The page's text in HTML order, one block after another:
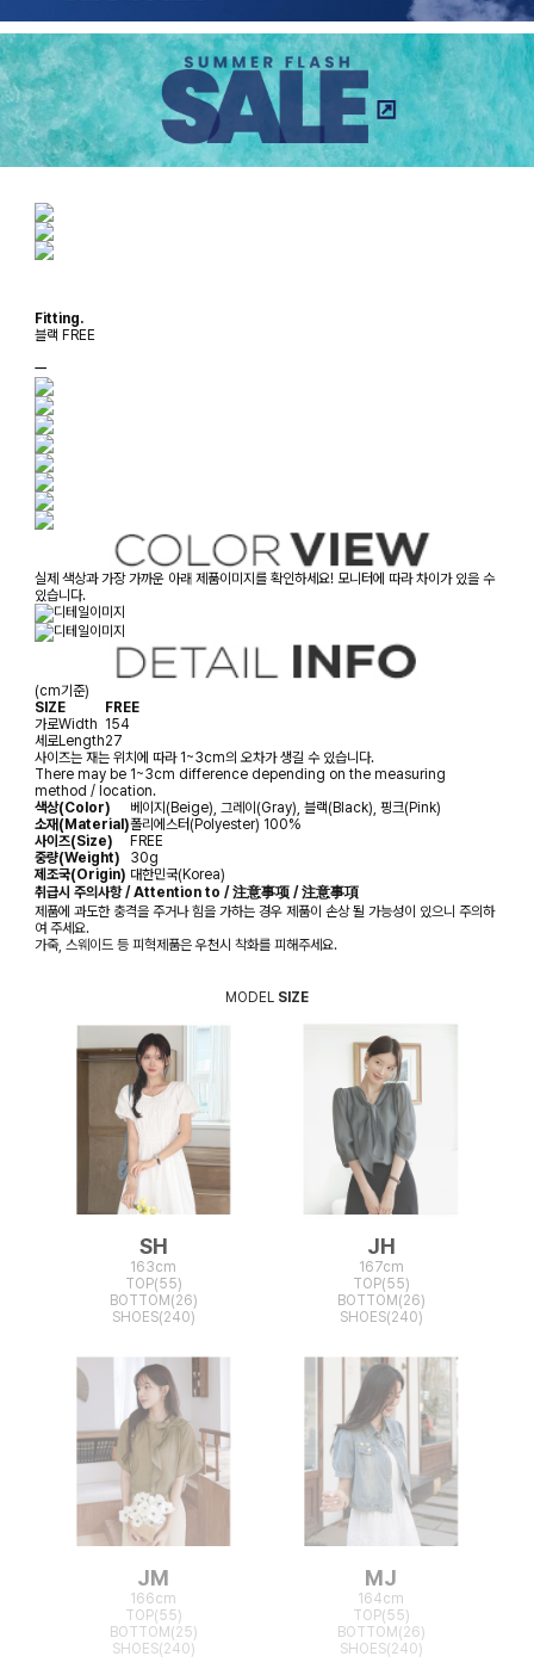
Fitting.
블랙 FREE
ㅡ
실제 색상과 가장 가까운 아래 제품이미지를 확인하세요! 모니터에 따라 차이가 있을 수
있습니다.
(cm기준)
SIZE
FREE
가로Width 154
세로Length27
사이즈는 재는 위치에 따라 1~3cm의 오차가 생길 수 있습니다.
There may be 1~3cm difference depending on the measuring
method / location.
색상(Color)
베이지(Beige), 그레이(Gray), 블랙(Black), 핑크(Pink)
소재(Material)폴리에스터(Polyester) 100%
사이즈(Size)
FREE
중량(Weight)
30g
제조국(Origin) 대한민국(Korea)
취급시 주의사항 / Attention to / 注意事项 / 注意事項
제품에 과도한 충격을 주거나 힘을 가하는 경우 제품이 손상 될 가능성이 있으니 주의하
여 주세요.
가죽, 스웨이드 등 피혁제품은 우천시 착화를 피해주세요.
MODEL SIZE
SH
163cm
TOP(55)
BOTTOM(26)
SHOES(240)
JH
167cm
TOP(55)
BOTTOM(26)
SHOES(240)
JM
166cm
TOP(55)
BOTTOM(25)
SHOES(240)
MJ
164cm
TOP(55)
BOTTOM(26)
SHOES(240)